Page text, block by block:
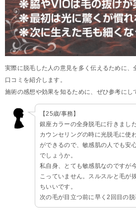
実際に脱毛した人の意見を多く伝えるために、
口コミを紹介します。
施術の感想や効果を知るために、ぜひ参考にし
【25歳/事務】
銀座カラーの全身脱毛に行きました
カウンセリングの時に光脱毛に使
ができるので、敏感肌の人でも安
でしょうか。
私自身、とても敏感肌なのですが
こっていません。スルスルと毛が
ちいいです。
次の毛が目立つ前に早く2回目の脱